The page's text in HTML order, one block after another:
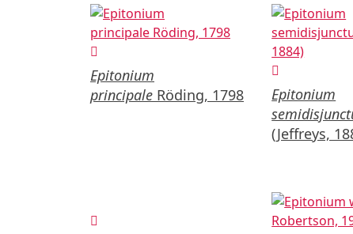
Epitonium
principale Röding, 1798
Epitonium
(Jeffreys,